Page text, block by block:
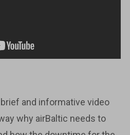
and informative video
why airBaltic needs to